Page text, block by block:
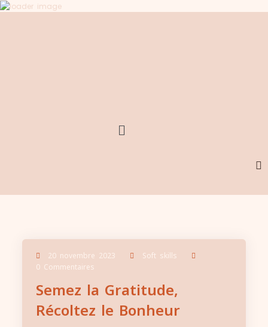
Menu
20 novembre 2023
Soft skills
0 Commentaires
Semez la Gratitude,
Récoltez le Bonheur